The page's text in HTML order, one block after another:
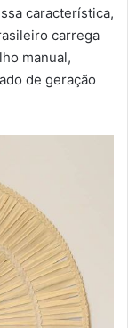
característica,
carrega
manual,
de geração